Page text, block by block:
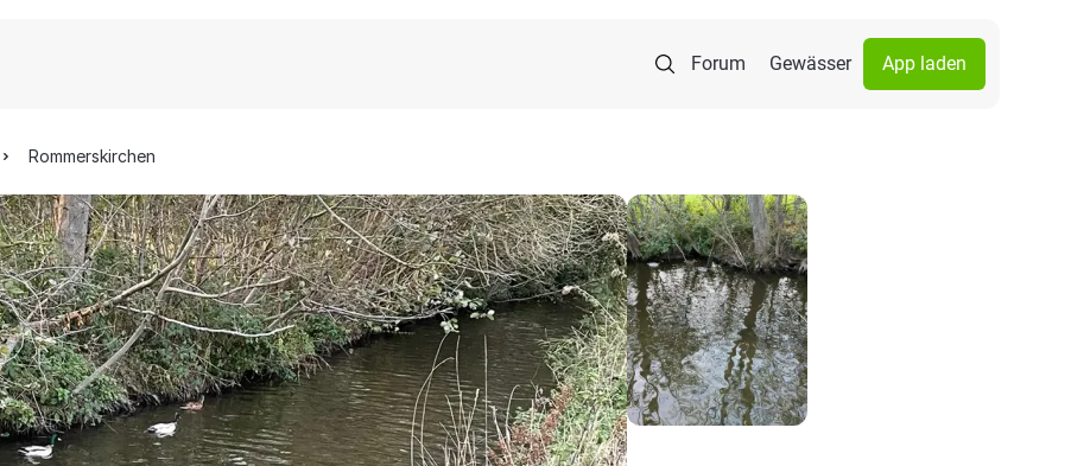
Forum Gewässer App laden
Rommerskirchen